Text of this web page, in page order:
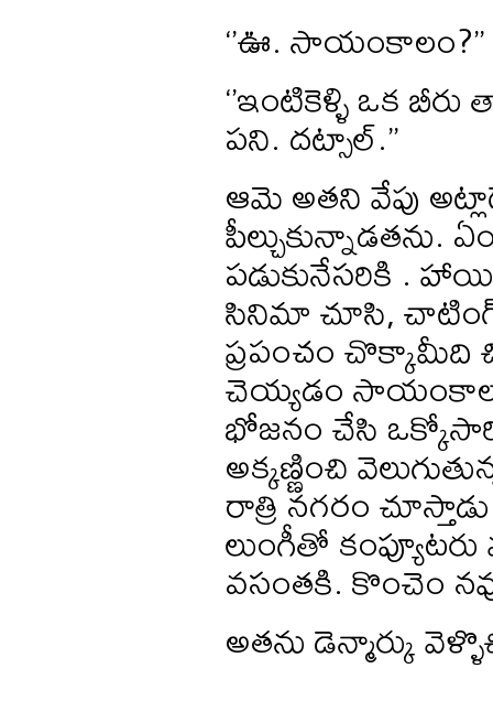
‘’ఊ. సాయంకాలం?’’
‘’ఇంటికెళ్ళి ఒక బీరు
పని. దట్సాల్.’’
ఆమె అతని వేపు
పీల్చుకున్నాడతను.
పడుకునేసరికి .
సినిమా చూసి, చాటింగ్
ప్రపంచం చొక్కామీది
చెయ్యడం
భోజనం చేసి ఒక్కోసారి
అక్కణ్ణించి
రాత్రి నగరం
లుంగీతో
వసంతకి. కొంచెం
అతను డెన్మార్కు